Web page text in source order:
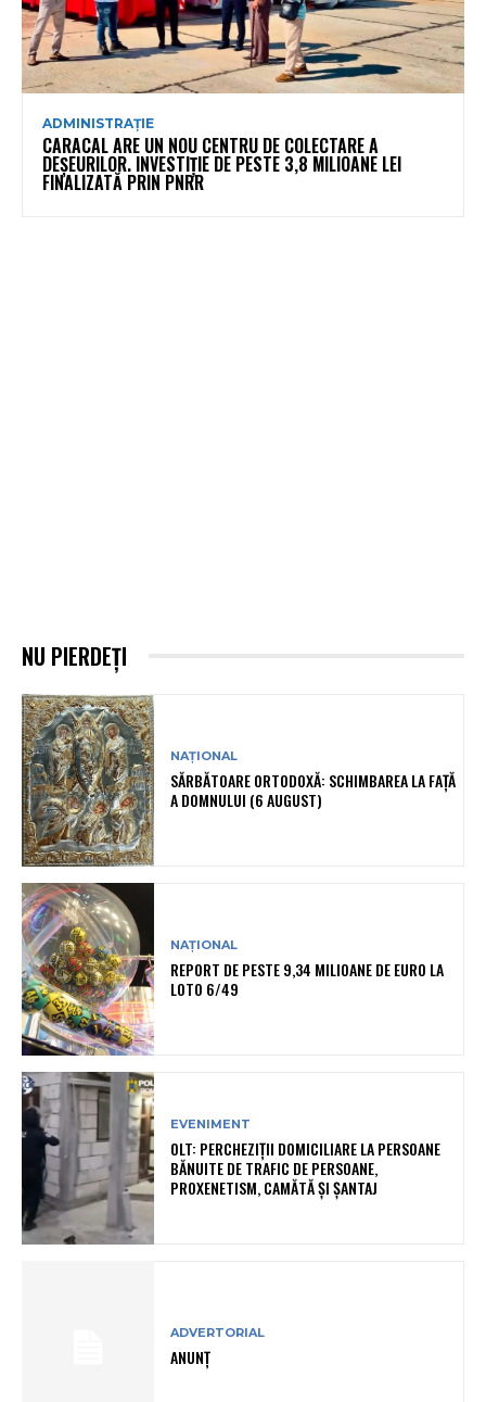
ADMINISTRAȚIE
CARACAL ARE UN NOU CENTRU DE COLECTARE A
DEȘEURILOR. INVESTIȚIE DE PESTE 3,8 MILIOANE LEI
FINALIZATĂ PRIN PNRR
NU PIERDEȚI
NAȚIONAL
SĂRBĂTOARE ORTODOXĂ: SCHIMBAREA LA FAȚĂ
A DOMNULUI (6 AUGUST)
NAȚIONAL
REPORT DE PESTE 9,34 MILIOANE DE EURO LA
LOTO 6/49
EVENIMENT
OLT: PERCHEZIŢII DOMICILIARE LA PERSOANE
BĂNUITE DE TRAFIC DE PERSOANE,
PROXENETISM, CAMĂTĂ ŞI ŞANTAJ
ADVERTORIAL
ANUNȚ